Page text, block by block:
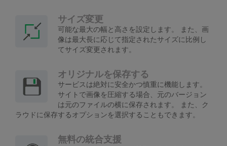
サイズ変更
可能な最大の幅と高さを設定します。 また、画
像は最大長に応じて指定されたサイズに比例し
てサイズ変更されます。
オリジナルを保存する
サービスは絶対に安全かつ慎重に機能します。
サイトで画像を圧縮する場合、元のバージョン
は元のファイルの横に保存されます。 また、ク
ラウドに保存するオプションを選択することもできます。
無料の統合支援